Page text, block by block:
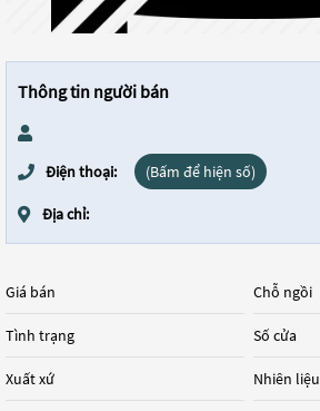
Thông tin người bán
Điện thoại: (Bấm để hiện số)
Địa chỉ:
Giá bán
Tình trạng
Xuất xứ
Chỗ ngồi
Số cửa
Nhiên liệu